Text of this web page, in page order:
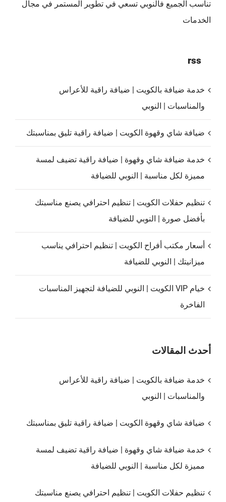
تناسب الجميع فالنوبي تسعي في تطوير المستمر في مجال
الخدمات
rss
خدمة ضيافة بالكويت | ضيافة راقية للأعراس
والمناسبات | النوبي
ضيافة شاي وقهوة الكويت | ضيافة راقية تليق بمناسبتك
خدمة ضيافة شاي وقهوة | ضيافة راقية تضيف لمسة
مميزة لكل مناسبة | النوبي للضيافة
تنظيم حفلات الكويت | تنظيم احترافي يصنع مناسبتك
بأفضل صورة | النوبي للضيافة
أسعار مكتب أفراح الكويت | تنظيم احترافي يناسب
ميزانيتك | النوبي للضيافة
خيام VIP الكويت | النوبي للضيافة لتجهيز المناسبات
الفاخرة
أحدث المقالات
خدمة ضيافة بالكويت | ضيافة راقية للأعراس
والمناسبات | النوبي
ضيافة شاي وقهوة الكويت | ضيافة راقية تليق بمناسبتك
خدمة ضيافة شاي وقهوة | ضيافة راقية تضيف لمسة
مميزة لكل مناسبة | النوبي للضيافة
تنظيم حفلات الكويت | تنظيم احترافي يصنع مناسبتك